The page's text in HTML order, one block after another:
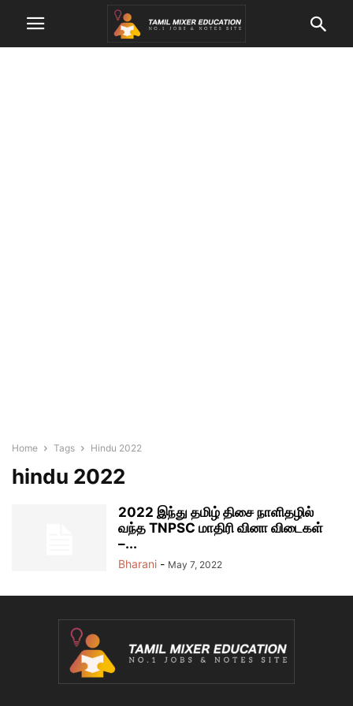
Home Tags Hindu 2022
hindu 2022
2022 இந்து தமிழ் திசை நாளிதழில்
வந்த TNPSC மாதிரி வினா விடைகள்
–...
Bharani - May 7, 2022